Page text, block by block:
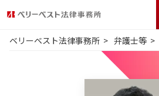
ベリーベスト法律事務所 弁護士等